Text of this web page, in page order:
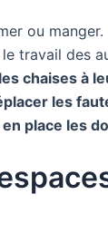
ou manger.
travail des
chaises à
les
place les